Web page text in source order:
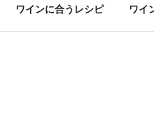
ワインに合うレシピ ワイ